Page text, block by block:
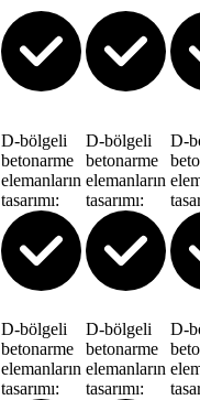
D-bölgeli
betonarme
elemanların
tasarımı:
D-bölgeli
betonarme
elemanların
tasarımı:
D-
D-bölgeli
betonarme
elemanların
tasarımı:
D-bölgeli
betonarme
elemanların
tasarımı:
D-